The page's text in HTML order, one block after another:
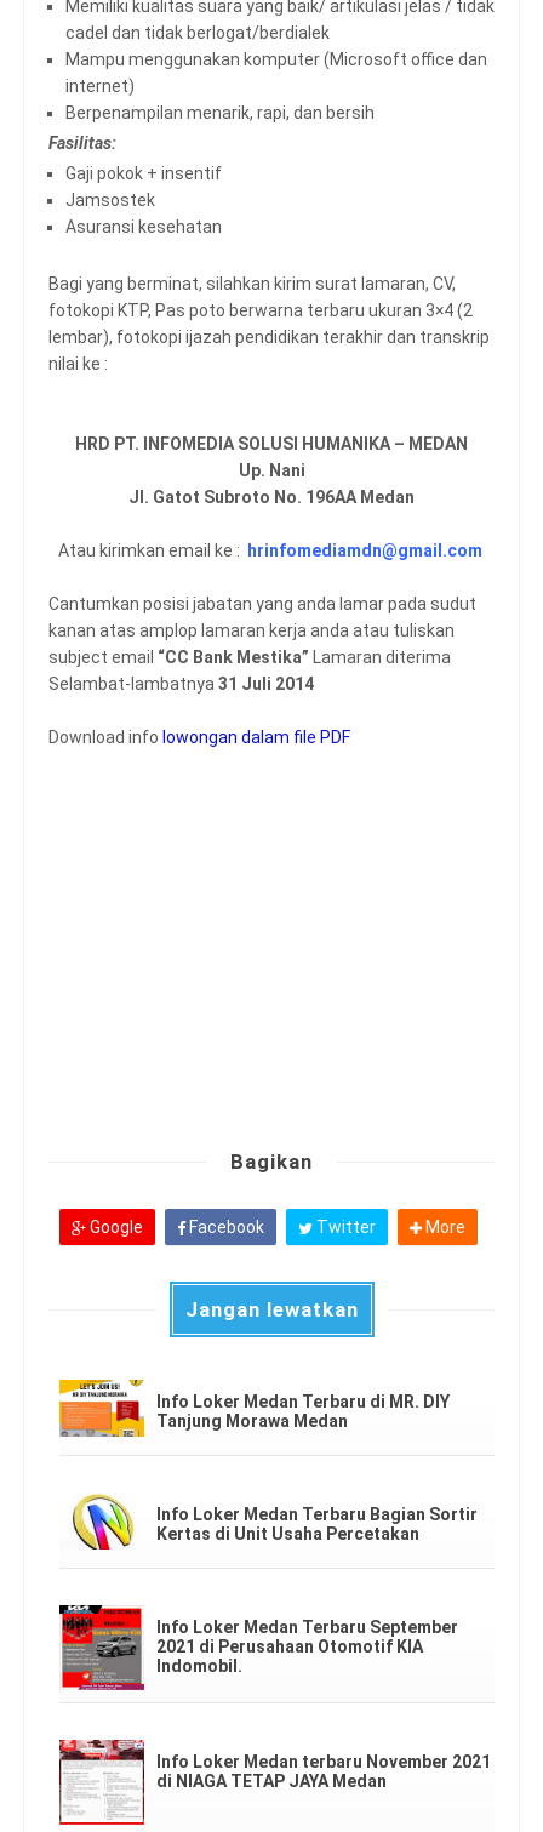
Memiliki kualitas suara yang baik/ artikulasi jelas / tidak
cadel dan tidak berlogat/berdialek
Mampu menggunakan komputer (Microsoft office dan
internet)
Berpenampilan menarik, rapi, dan bersih
Fasilitas:
Gaji pokok + insentif
Jamsostek
Asuransi kesehatan
Bagi yang berminat, silahkan kirim surat lamaran, CV,
fotokopi KTP, Pas poto berwarna terbaru ukuran 3×4 (2
lembar), fotokopi ijazah pendidikan terakhir dan transkrip
nilai ke :
HRD PT. INFOMEDIA SOLUSI HUMANIKA – MEDAN
Up. Nani
Jl. Gatot Subroto No. 196AA Medan
Atau kirimkan email ke : hrinfomediamdn@gmail.com
Cantumkan posisi jabatan yang anda lamar pada sudut
kanan atas amplop lamaran kerja anda atau tuliskan
subject email “CC Bank Mestika” Lamaran diterima
Selambat-lambatnya 31 Juli 2014
Download info lowongan dalam file PDF
Bagikan
Google Facebook Twitter More
Jangan lewatkan
Info Loker Medan Terbaru di MR. DIY
Tanjung Morawa Medan
Info Loker Medan Terbaru Bagian Sortir
Kertas di Unit Usaha Percetakan
Info Loker Medan Terbaru September
2021 di Perusahaan Otomotif KIA
Indomobil.
Info Loker Medan terbaru November 2021
di NIAGA TETAP JAYA Medan